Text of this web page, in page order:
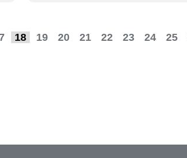
18 19 20 21 22 23 24 25